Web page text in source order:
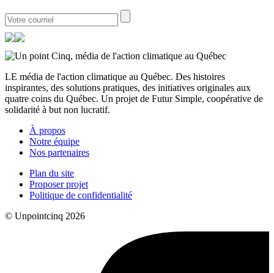
LE média de l'action climatique au Québec. Des histoires
inspirantes, des solutions pratiques, des initiatives originales aux
quatre coins du Québec. Un projet de Futur Simple, coopérative de
solidarité à but non lucratif.
À propos
Notre équipe
Nos partenaires
Plan du site
Proposer projet
Politique de confidentialité
© Unpointcinq 2026